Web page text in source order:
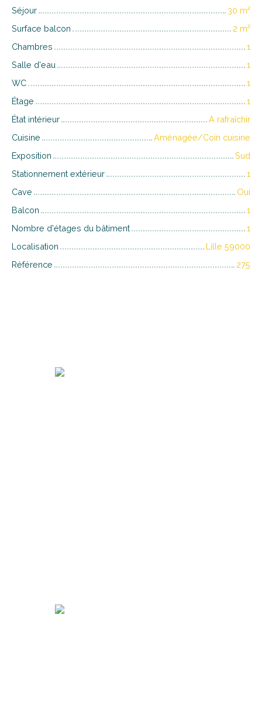
Séjour
30 m²
Surface balcon
2 m²
Chambres
1
Salle d'eau
1
WC
1
Étage
1
État intérieur
A rafraîchir
Cuisine
Aménagée/Coin cuisine
Exposition
Sud
Stationnement extérieur
1
Cave
Oui
Balcon
1
Nombre d'étages du bâtiment
1
Localisation
Lille 59000
Référence
275